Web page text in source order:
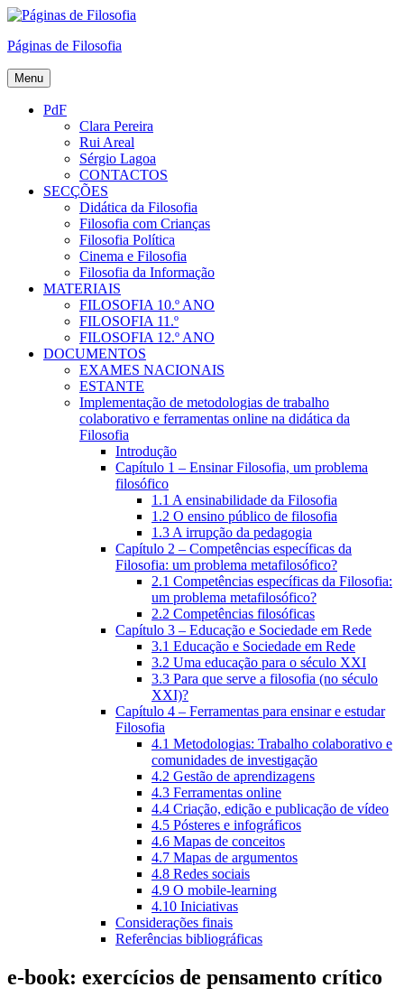
Skip
content
Páginas de Filosofia
Menu
PdF
Clara Pereira
Rui Areal
Sérgio Lagoa
CONTACTOS
SECÇÕES
Didática da Filosofia
Filosofia com Crianças
Filosofia Política
Cinema e Filosofia
Filosofia da Informação
MATERIAIS
FILOSOFIA 10.º ANO
FILOSOFIA 11.º
FILOSOFIA 12.º ANO
DOCUMENTOS
EXAMES NACIONAIS
ESTANTE
Implementação de metodologias de trabalho
colaborativo e ferramentas online na didática da
Filosofia
Introdução
Capítulo 1 – Ensinar Filosofia, um problema
filosófico
1.1 A ensinabilidade da Filosofia
1.2 O ensino público de filosofia
1.3 A irrupção da pedagogia
Capítulo 2 – Competências específicas da
Filosofia: um problema metafilosófico?
2.1 Competências específicas da Filosofia:
um problema metafilosófico?
2.2 Competências filosóficas
Capítulo 3 – Educação e Sociedade em Rede
3.1 Educação e Sociedade em Rede
3.2 Uma educação para o século XXI
3.3 Para que serve a filosofia (no século
XXI)?
Capítulo 4 – Ferramentas para ensinar e estudar
Filosofia
4.1 Metodologias: Trabalho colaborativo e
comunidades de investigação
4.2 Gestão de aprendizagens
4.3 Ferramentas online
4.4 Criação, edição e publicação de vídeo
4.5 Pósteres e infográficos
4.6 Mapas de conceitos
4.7 Mapas de argumentos
4.8 Redes sociais
4.9 O mobile-learning
4.10 Iniciativas
Considerações finais
Referências bibliográficas
e-book: exercícios de pensamento crítico